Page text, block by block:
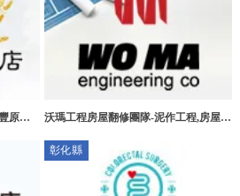
原佛
沃瑪工程房屋翻修團隊-泥作工程,房屋拆
彰化縣